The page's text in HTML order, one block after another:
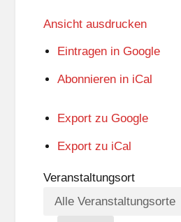
Ansicht ausdrucken
Eintragen in Google
Abonnieren in iCal
Export zu Google
Export zu iCal
Veranstaltungsort